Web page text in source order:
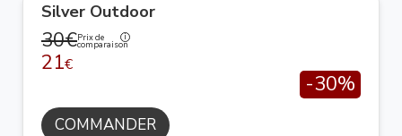
Silver Outdoor
30€Prix de
comparaison
21€
-30%
COMMANDER